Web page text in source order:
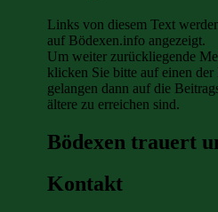
Links von diesem Text
auf Bödexen.info angezeigt.
Um weiter zurückliegende
klicken Sie bitte auf einen der
gelangen dann auf die
ältere zu erreichen sind.
Bödexen trauert
Kontakt